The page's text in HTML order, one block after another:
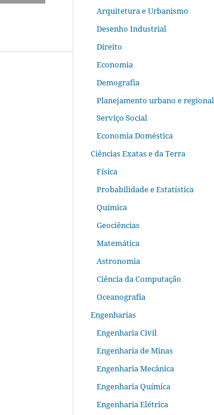
Arquitetura e Urbanismo
Desenho Industrial
Direito
Economia
Demografia
Planejamento urbano e regional
Serviço Social
Economia Doméstica
Ciências Exatas e da Terra
Física
Probabilidade e Estatística
Química
Geociências
Matemática
Astronomia
Ciência da Computação
Oceanografia
Engenharias
Engenharia Civil
Engenharia de Minas
Engenharia Mecânica
Engenharia Química
Engenharia Elétrica